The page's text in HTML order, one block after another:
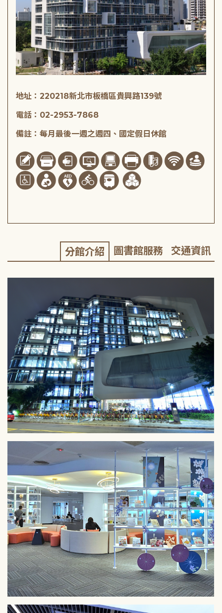
地址：220218新北市板橋區貴興路139號
電話：02-2953-7868
備註：每月最後一週之週四、國定假日休館
分館介紹 圖書館服務 交通資訊